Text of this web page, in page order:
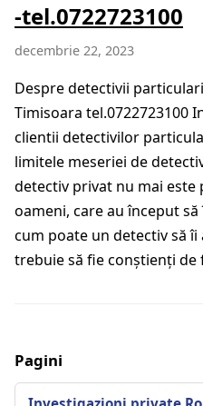
-tel.0722723100
decembrie 22, 2023
Despre detectivii
Timisoara tel.0722723100
clientii detectivilor
limitele meseriei de
detectiv privat nu mai este
oameni, care au început
cum poate un detectiv să îi
trebuie să fie conștienți
Pagini